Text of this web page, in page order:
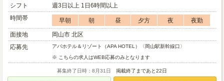
シフト
週3日以上 1日6時間以上
時間帯
早朝 朝 昼 夕方 夜
夜勤
面接地
岡山市 北区
応募先
アパホテル＆リゾート（APA HOTEL）〈岡山駅新幹線口〉
※ こちらの求人はWEB応募のみとなります
募集終了日時：8月31日 掲載終了まであと22日